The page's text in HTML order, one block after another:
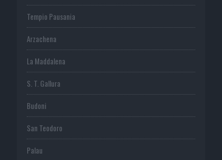
Tempio Pausania
Arzachena
La Maddalena
S. T. Gallura
Budoni
San Teodoro
Palau